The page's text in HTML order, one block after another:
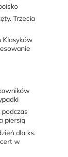
Trzecia
Klasyków
podczas
piersią
dla ks.
w